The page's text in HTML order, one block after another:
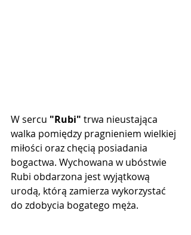
W sercu "Rubi" trwa nieustająca
walka pomiędzy pragnieniem wielkiej
miłości oraz chęcią posiadania
bogactwa. Wychowana w ubóstwie
Rubi obdarzona jest wyjątkową
urodą, którą zamierza wykorzystać
do zdobycia bogatego męża.